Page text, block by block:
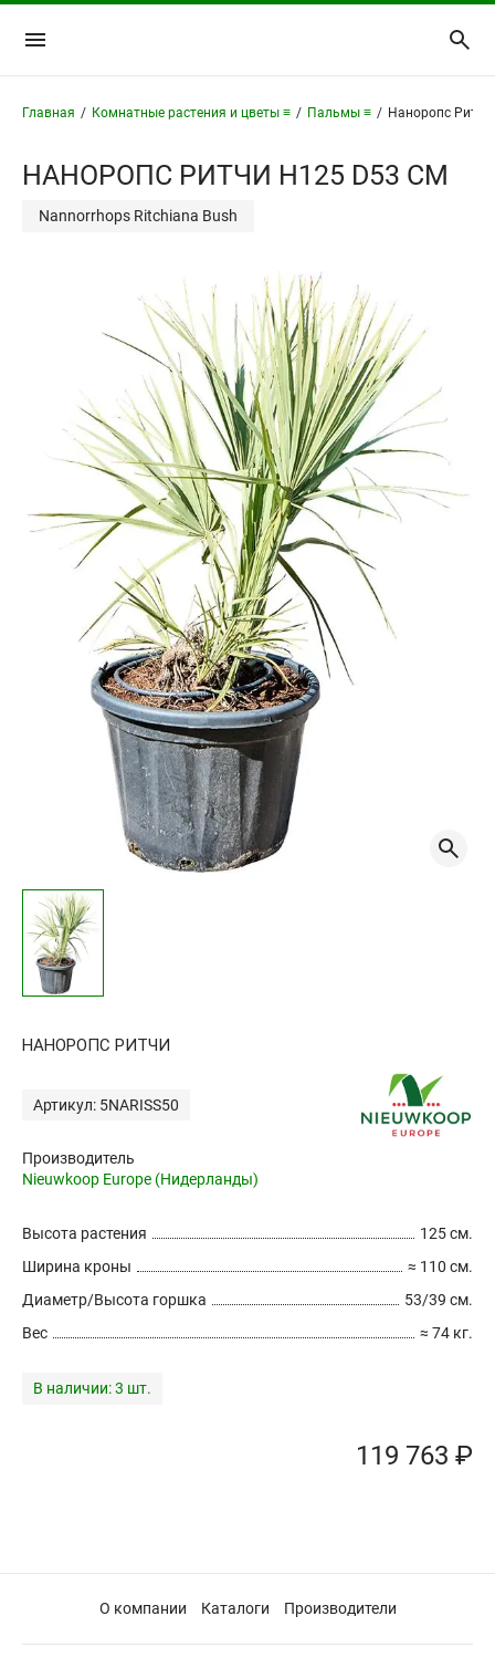
Главная / Комнатные растения и цветы ≡ / Пальмы ≡ / Наноропс
НАНОРОПС РИТЧИ H125 D53 СМ
Nannorrhops Ritchiana Bush
НАНОРОПС РИТЧИ
Артикул: 5NARISS50
Производитель
Nieuwkoop Europe (Нидерланды)
125 см.
Высота растения
≈ 110 см.
Ширина кроны
53/39 см.
Диаметр/Высота горшка
≈ 74 кг.
Вес
В наличии:3 шт.
119 763 ₽
О компании Каталоги Производители